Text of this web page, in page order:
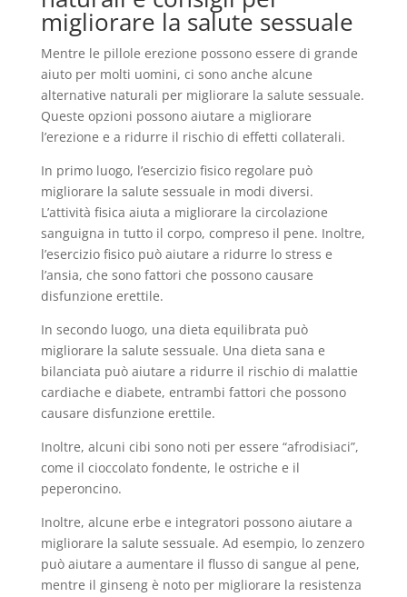
migliorare la salute sessuale
Mentre le pillole erezione possono essere di grande
aiuto per molti uomini, ci sono anche alcune
alternative naturali per migliorare la salute sessuale.
Queste opzioni possono aiutare a migliorare
l’erezione e a ridurre il rischio di effetti collaterali.
In primo luogo, l’esercizio fisico regolare può
migliorare la salute sessuale in modi diversi.
L’attività fisica aiuta a migliorare la circolazione
sanguigna in tutto il corpo, compreso il pene. Inoltre,
l’esercizio fisico può aiutare a ridurre lo stress e
l’ansia, che sono fattori che possono causare
disfunzione erettile.
In secondo luogo, una dieta equilibrata può
migliorare la salute sessuale. Una dieta sana e
bilanciata può aiutare a ridurre il rischio di malattie
cardiache e diabete, entrambi fattori che possono
causare disfunzione erettile.
Inoltre, alcuni cibi sono noti per essere “afrodisiaci”,
come il cioccolato fondente, le ostriche e il
peperoncino.
Inoltre, alcune erbe e integratori possono aiutare a
migliorare la salute sessuale. Ad esempio, lo zenzero
può aiutare a aumentare il flusso di sangue al pene,
mentre il ginseng è noto per migliorare la resistenza